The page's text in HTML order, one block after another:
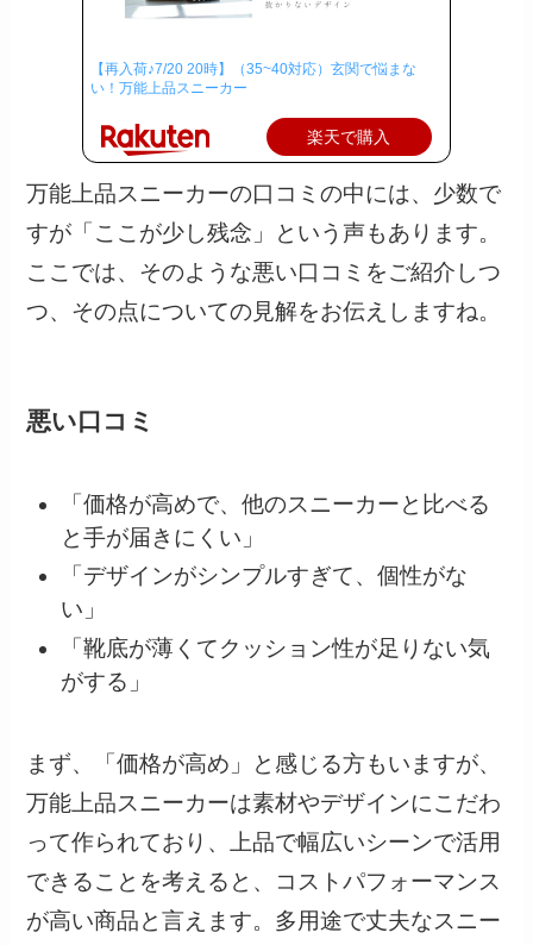
【再入荷♪7/20 20時】（35~40対応）玄関で悩まな
い！万能上品スニーカー
楽天で購入
万能上品スニーカーの口コミの中には、少数で
すが「ここが少し残念」という声もあります。
ここでは、そのような悪い口コミをご紹介しつ
つ、その点についての見解をお伝えしますね。
悪い口コミ
「価格が高めで、他のスニーカーと比べる
と手が届きにくい」
「デザインがシンプルすぎて、個性がな
い」
「靴底が薄くてクッション性が足りない気
がする」
まず、「価格が高め」と感じる方もいますが、
万能上品スニーカーは素材やデザインにこだわ
って作られており、上品で幅広いシーンで活用
できることを考えると、コストパフォーマンス
が高い商品と言えます。多用途で丈夫なスニー